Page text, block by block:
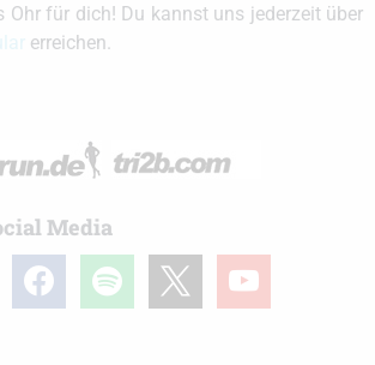
Ohr für dich! Du kannst uns jederzeit über
erreichen.
Media
facebook spotify youtube